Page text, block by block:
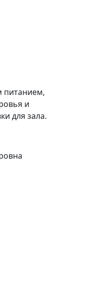
питанием,
и
для зала.